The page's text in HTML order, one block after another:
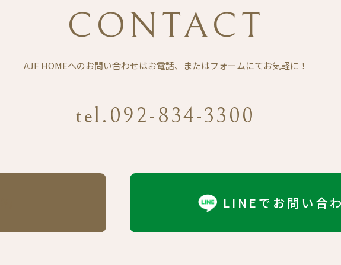
CONTACT
AJF HOMEへのお問い合わせはお電話、またはフォームにてお気軽に！
tel.092-834-3300
LINEでお問い合